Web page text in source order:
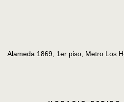
Alameda 1869, 1er piso, Metro Los